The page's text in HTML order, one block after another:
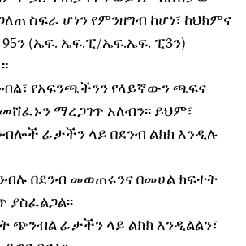
ስፍራ ሆነን የምንዘግብ ከሆነ፣ ከህክምና
(ኤፍ. ኤፍ.ፒ/ኤፍ.ኤፍ. ፒ3ን)
የአፍንጫችንን የላይኛውን ጫፍና
ማረጋገጥ አለብን፡፡ ይህም፣
ፊታችን ላይ በደንብ ልክክ እንዲሉ
በደንብ መወጠሩንና በመሀል ክፍተት
ጭንብል ፊታችን ላይ ልክክ እንዲልልን፣